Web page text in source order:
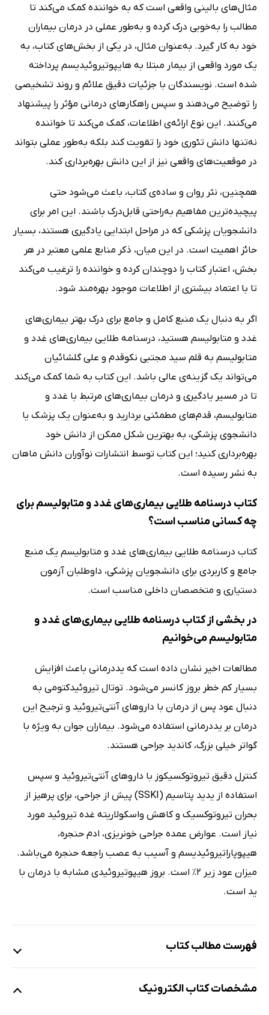
مثال‌های بالینی واقعی است که به خواننده کمک می‌کند تا
مطالب را به‌خوبی درک کرده و به‌طور عملی در درمان بیماران
خود به کار گیرد. به‌عنوان مثال، در یکی از بخش‌های کتاب، به
یک مورد واقعی از بیمار مبتلا به هایپوتیروئیدیسم پرداخته
شده است. نویسندگان با جزئیات دقیق علائم و روند تشخیصی
را توضیح می‌دهند و سپس راهکارهای درمانی مؤثر را پیشنهاد
می‌کنند. این نوع ارائه‌ی اطلاعات، کمک می‌کند تا خواننده
نه‌تنها دانش تئوری خود را تقویت کند بلکه به‌طور عملی بتواند
در موقعیت‌های واقعی نیز از این دانش بهره‌برداری کند.
همچنین، نثر روان و ساده‌ی کتاب، باعث می‌شود حتی
پیچیده‌ترین مفاهیم به‌راحتی قابل‌درک باشند. این امر برای
دانشجویان پزشکی که در مراحل ابتدایی یادگیری هستند، بسیار
حائز اهمیت است. در این میان، ذکر منابع علمی معتبر در هر
بخش، اعتبار کتاب را دوچندان کرده و خواننده را ترغیب می‌کند
تا با اعتماد بیشتری از اطلاعات موجود بهره‌مند شود.
اگر به دنبال یک منبع کامل و جامع برای درک بهتر بیماری‌های
غدد و متابولیسم هستید، درسنامه طلایی بیماری‌های غدد و
متابولیسم به قلم سید مجتبی نکوقدم و علی گلشائیان
می‌تواند یک گزینه‌ی عالی باشد. این کتاب به شما کمک می‌کند
تا در مسیر یادگیری و درمان بیماری‌های مرتبط با غدد و
متابولیسم، قدم‌های مطمئنی بردارید و به‌عنوان یک پزشک یا
دانشجوی پزشکی، به بهترین شکل ممکن از دانش خود
بهره‌برداری کنید؛ این کتاب توسط انتشارات نوآوران دانش ماهان
به نشر رسیده است.
کتاب درسنامه طلایی بیماری‌های غدد و متابولیسم برای
چه کسانی مناسب است؟
کتاب درسنامه طلایی بیماری‌های غدد و متابولیسم یک منبع
جامع و کاربردی برای دانشجویان پزشکی، داوطلبان آزمون
دستیاری و متخصصان داخلی مناسب است.
در بخشی از کتاب درسنامه طلایی بیماری‌های غدد و
متابولیسم می‌خوانیم
مطالعات اخیر نشان داده است که یددرمانی باعث افزایش
بسیار کم خطر بروز کانسر می‌شود. توتال تیروئید‌کتومی به
دنبال عود پس از درمان با داروهای آنتی‌تیروئید و ترجیح این
درمان بر یددرمانی استفاده می‌شود. بیماران جوان به ویژه با
گواتر خیلی بزرگ، کاندید جراحی هستند.
کنترل دقیق تیروتوکسیکوز با داروهای آنتی‌تیروئید و سپس
استفاده از یدید پتاسیم (SSKI) پیش از جراحی، برای پرهیز از
بحران تیروتوکسیک و کاهش واسکولاریته غده تیروئید مورد
نیاز است. عوارض عمده جراحی خونریزی، ادم حنجره،
هیپوپاراتیروئیدیسم و آسیب به عصب راجعه حنجره می‌باشد.
میزان عود زیر 2٪ است. بروز هیپوتیروئیدی مشابه با درمان با
ید است.
فهرست مطالب کتاب
مشخصات کتاب الکترونیک